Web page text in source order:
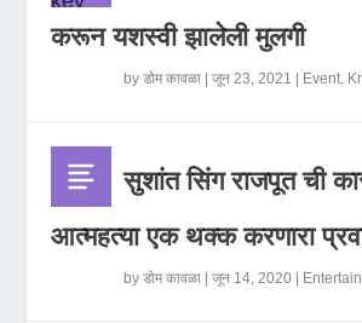
करून यशस्वी झालेली मुलगी
byडोम कावळा |जून 23, 2021 Event,
सुशांत सिंग राजपूत ची
आत्महत्या एक थक्क करणारा
byडोम कावळा |जून 14, 2020